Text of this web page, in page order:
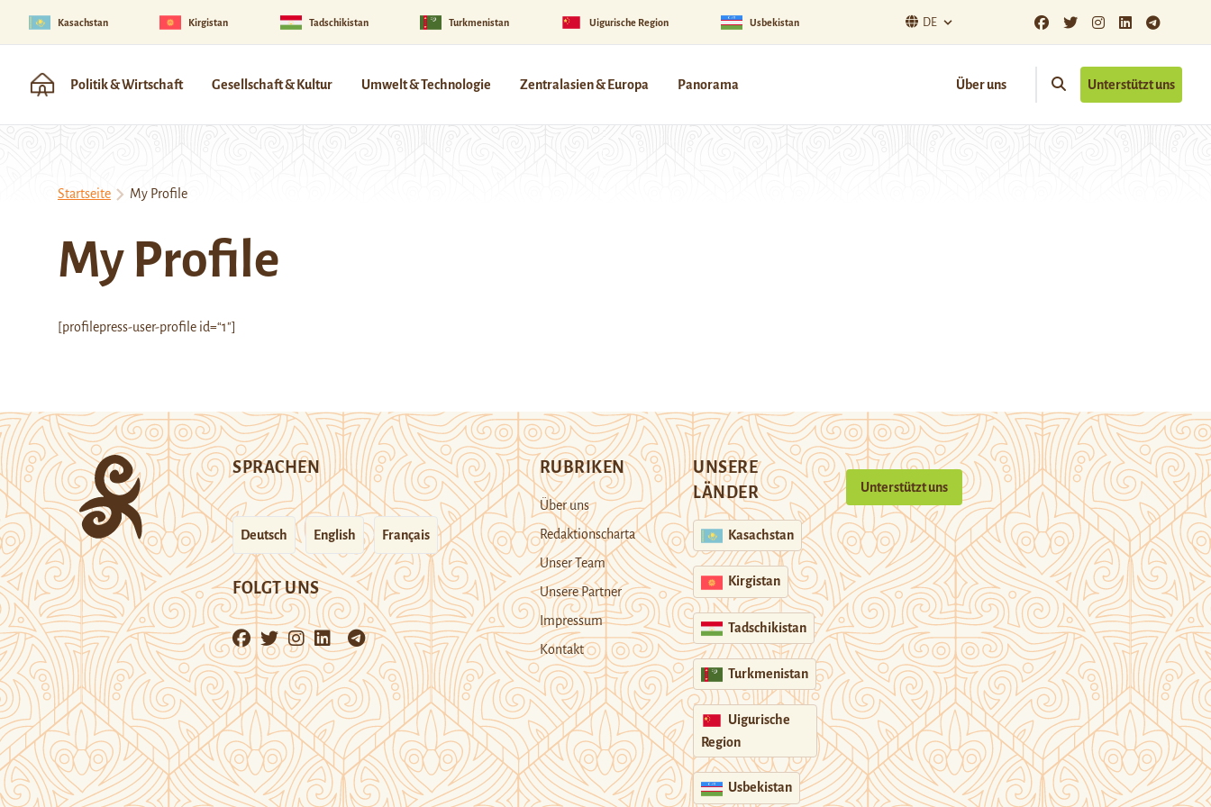
Kasachstan Kirgistan Tadschikistan Turkmenistan Uigurische Region Usbekistan DE
Politik & Wirtschaft Gesellschaft & Kultur Umwelt & Technologie Zentralasien & Europa Panorama Über uns Unterstützt uns
Startseite My Profile
My Profile
[profilepress-user-profile id=“1″]
SPRACHEN
Deutsch English Français
FOLGT UNS
RUBRIKEN
Über uns
Redaktionscharta
Unser Team
Unsere Partner
Impressum
Kontakt
UNSERE
LÄNDER
Kasachstan
Kirgistan
Tadschikistan
Turkmenistan
Uigurische
Region
Usbekistan
Unterstützt uns